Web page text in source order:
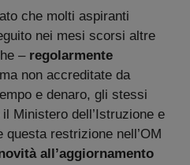
che molti aspiranti
nei mesi scorsi altre
– regolarmente
non accreditate da
e denaro, gli stessi
Ministero dell’Istruzione e
restrizione nell’OM
all’aggiornamento